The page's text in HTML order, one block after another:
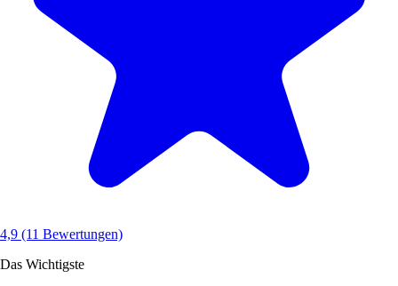
4,9 (11 Bewertungen)
Das Wichtigste